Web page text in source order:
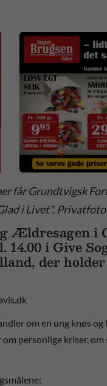
får Grundtvigsk
i Livet". Privatfoto
Ældresagen i
14.00 i Give
der
om en ung knøs
personlige kriser,